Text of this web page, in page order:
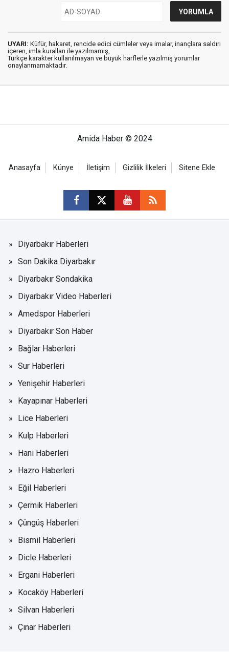
UYARI: Küfür, hakaret, rencide edici cümleler veya imalar, inançlara saldırı
içeren, imla kuralları ile yazılmamış,
Türkçe karakter kullanılmayan ve büyük harflerle yazılmış yorumlar
onaylanmamaktadır.
Amida Haber © 2024
Anasayfa Künye İletişim Gizlilik İlkeleri Sitene Ekle
Diyarbakır Haberleri
Son Dakika Diyarbakır
Diyarbakır Sondakika
Diyarbakır Video Haberleri
Amedspor Haberleri
Diyarbakır Son Haber
Bağlar Haberleri
Sur Haberleri
Yenişehir Haberleri
Kayapınar Haberleri
Lice Haberleri
Kulp Haberleri
Hani Haberleri
Hazro Haberleri
Eğil Haberleri
Çermik Haberleri
Çüngüş Haberleri
Bismil Haberleri
Dicle Haberleri
Ergani Haberleri
Kocaköy Haberleri
Silvan Haberleri
Çınar Haberleri